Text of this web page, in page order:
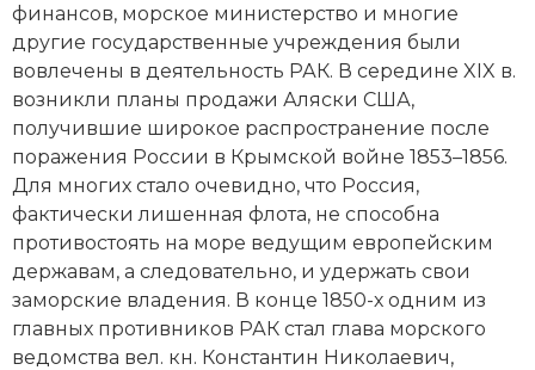
СССР
Южная Америка
финансов, морское министерство и многие
другие государственные учреждения были
вовлечены в деятельность РАК. В середине XIX в.
возникли планы продажи Аляски США,
получившие широкое распространение после
поражения России в Крымской войне 1853–1856.
Для многих стало очевидно, что Россия,
фактически лишенная флота, не способна
противостоять на море ведущим европейским
державам, а следовательно, и удержать свои
заморские владения. В конце 1850-х одним из
главных противников РАК стал глава морского
ведомства вел. кн. Константин Николаевич,